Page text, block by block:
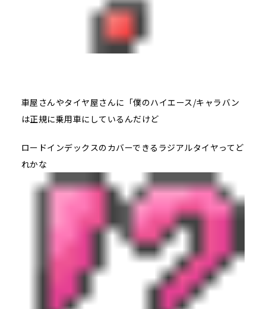
車屋さんやタイヤ屋さんに「僕のハイエース/キャラバン
は正規に乗用車にしているんだけど
ロードインデックスのカバーできるラジアルタイヤってど
れかな